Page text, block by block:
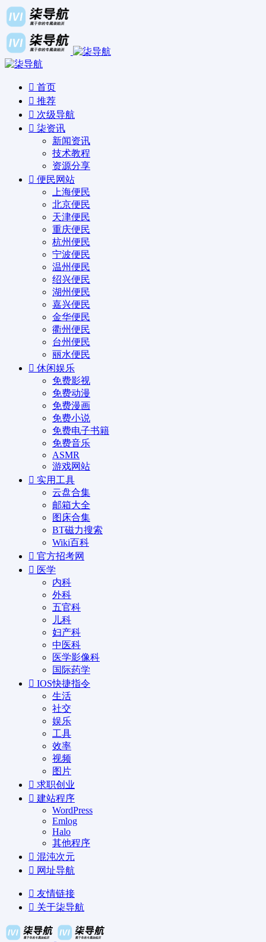
首页
推荐
次级导航
柒资讯
新闻资讯
技术教程
资源分享
便民网站
上海便民
北京便民
天津便民
重庆便民
杭州便民
宁波便民
温州便民
绍兴便民
湖州便民
嘉兴便民
金华便民
衢州便民
台州便民
丽水便民
休闲娱乐
免费影视
免费动漫
免费漫画
免费小说
免费电子书籍
免费音乐
ASMR
游戏网站
实用工具
云盘合集
邮箱大全
图床合集
BT磁力搜索
Wiki百科
官方招考网
医学
内科
外科
五官科
儿科
妇产科
中医科
医学影像科
国际药学
IOS快捷指令
生活
社交
娱乐
工具
效率
视频
图片
求职创业
建站程序
WordPress
Emlog
Halo
其他程序
混沌次元
网址导航
友情链接
关于柒导航